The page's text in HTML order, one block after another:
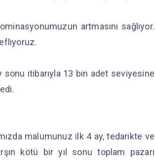
artmasını sağlıyor.
sonu itibarıyla 13 bin adet seviyesine
malumunuz ilk 4 ay, tedarikte ve
kötü bir yıl sonu toplam pazarı